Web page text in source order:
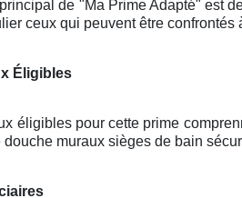
de "Ma Prime Adapté" est
ceux qui peuvent être
Éligibles
éligibles pour cette prime
douche muraux sièges de bain